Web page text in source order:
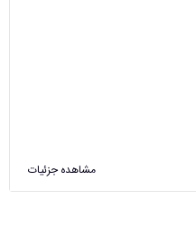
مشاهده جزئیات